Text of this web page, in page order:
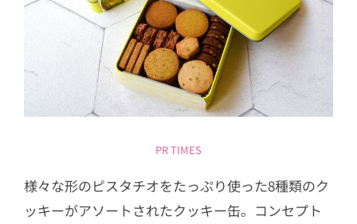
PR TIMES
様々な形のピスタチオをたっぷり使った8種類のク
ッキーがアソートされたクッキー缶。コンセプト